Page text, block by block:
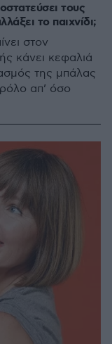
τους
το παιχνίδι;
στον
κάνει κεφαλιά
της μπάλας
απ’ όσο